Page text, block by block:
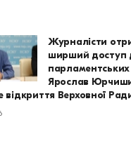
Журналісти
ширший доступ
парламентських
Ярослав
Верховної